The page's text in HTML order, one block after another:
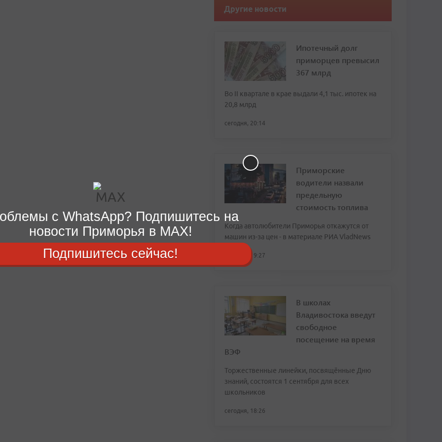
Другие новости
Ипотечный долг
приморцев превысил
367 млрд
Во II квартале в крае выдали 4,1 тыс. ипотек на
20,8 млрд
сегодня, 20:14
Приморские
водители назвали
предельную
стоимость топлива
Когда автолюбители Приморья откажутся от
машин из-за цен - в материале РИА VladNews
сегодня, 19:27
В школах
Владивостока введут
свободное
посещение на время
ВЭФ
Торжественные линейки, посвящённые Дню
знаний, состоятся 1 сентября для всех
школьников
сегодня, 18:26
с WhatsApp? Подпишитесь на
новости Приморья в MAX!
Подпишитесь сейчас!